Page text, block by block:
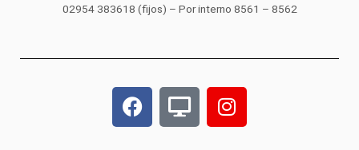
02954 383618 (fijos) – Por interno 8561 – 8562